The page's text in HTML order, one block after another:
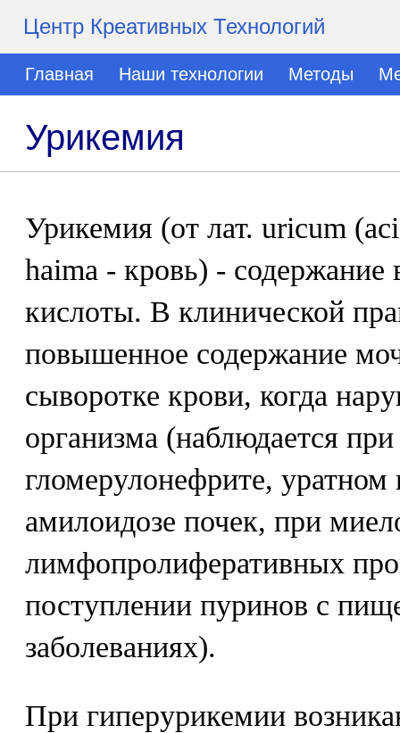
Центр Креативных Технологий
Главная Наши технологии Методы
Урикемия
Урикемия (от лат. uricum
haima - кровь) - содержание
кислоты. В клинической
повышенное содержание
сыворотке крови, когда
организма (наблюдается при
гломерулонефрите, уратном
амилоидозе почек, при
лимфопролиферативных
поступлении пуринов с
заболеваниях).
При гиперурикемии